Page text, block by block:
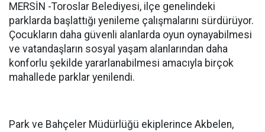
MERSİN -Toroslar Belediyesi, ilçe genelindeki
parklarda başlattığı yenileme çalışmalarını sürdürüyor.
Çocukların daha güvenli alanlarda oyun oynayabilmesi
ve vatandaşların sosyal yaşam alanlarından daha
konforlu şekilde yararlanabilmesi amacıyla birçok
mahallede parklar yenilendi.
Park ve Bahçeler Müdürlüğü ekiplerince Akbelen,